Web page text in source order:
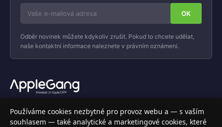
Odběr novinek můžete kdykoliv zrušit. Pokud to chcete udělat,
naše kontaktní informace naleznete v právním oznámení.
Váš specializovaný obchod s Apple produkty, příslušenstvím a
elektronikou. Nakupujte bezpečně a s jistotou.
Používáme cookies nezbytné pro provoz webu a — s vaším
souhlasem — také analytické a marketingové cookies, které